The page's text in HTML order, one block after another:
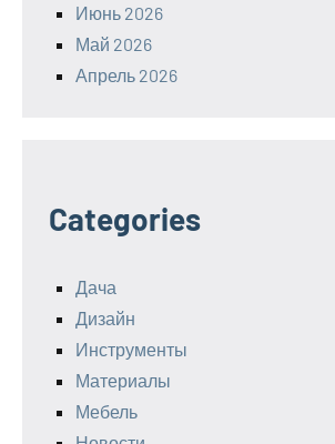
Июнь 2026
Май 2026
Апрель 2026
Categories
Дача
Дизайн
Инструменты
Материалы
Мебель